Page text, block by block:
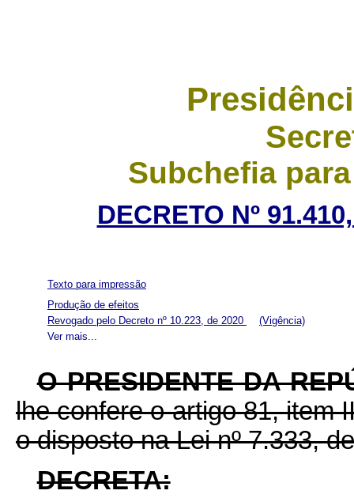
Subchefia
DECRETO Nº
Ver mais...
Texto para impressão
Produção de efeitos
Revogado pelo Decreto nº 10.223, de 2020
(Vigência)
O PRESIDENTE DA
lhe confere o artigo 81, item
o disposto na Lei nº 7.333,
DECRETA: